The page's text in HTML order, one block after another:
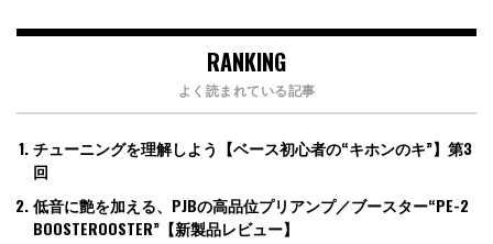
RANKING
よく読まれている記事
チューニングを理解しよう【ベース初心者の“キホンのキ”】第3
回
低音に艶を加える、PJBの高品位プリアンプ／ブースター“PE-2
BOOSTEROOSTER”【新製品レビュー】